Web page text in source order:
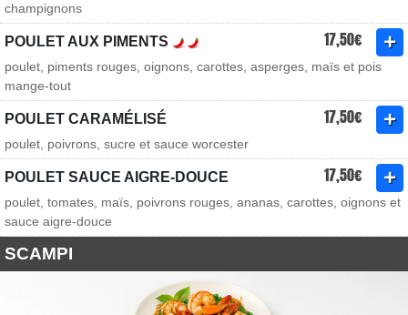
champignons
POULET AUX PIMENTS 17,50€
poulet, piments rouges, oignons, carottes, asperges, maïs et pois
mange-tout
POULET CARAMÉLISÉ 17,50€
poulet, poivrons, sucre et sauce worcester
POULET SAUCE AIGRE-DOUCE 17,50€
poulet, tomates, maïs, poivrons rouges, ananas, carottes, oignons et
sauce aigre-douce
SCAMPI